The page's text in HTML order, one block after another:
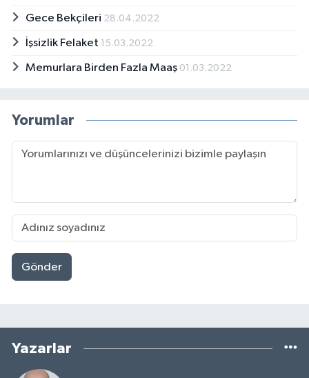
Gece Bekçileri 28.04.2022
İşsizlik Felaket 15.03.2022
Memurlara Birden Fazla Maaş 01.03.2022
Yorumlar
Gönder
Yazarlar